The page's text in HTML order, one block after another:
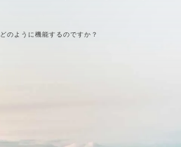
どのように機能するのですか？